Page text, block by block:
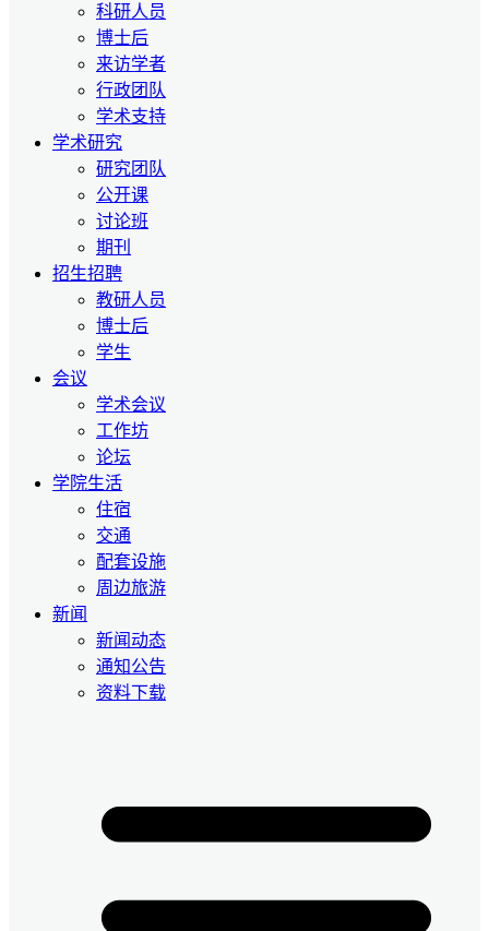
科研人员
博士后
来访学者
行政团队
学术支持
学术研究
研究团队
公开课
讨论班
期刊
招生招聘
教研人员
博士后
学生
会议
学术会议
工作坊
论坛
学院生活
住宿
交通
配套设施
周边旅游
新闻
新闻动态
通知公告
资料下载